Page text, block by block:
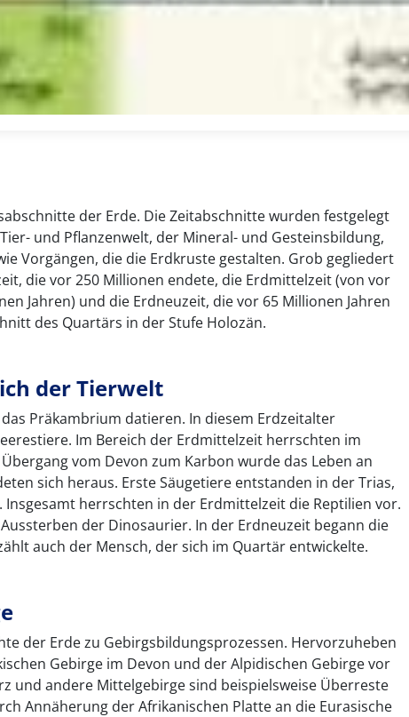
der Erde. Die Zeitabschnitte wurden festgelegt
und Pflanzenwelt, der Mineral- und Gesteinsbildung,
Vorgängen, die die Erdkruste gestalten. Grob gegliedert
die vor 250 Millionen endete, die Erdmittelzeit (von vor
Jahren) und die Erdneuzeit, die vor 65 Millionen Jahren
des Quartärs in der Stufe Holozän.
der Tierwelt
Präkambrium datieren. In diesem Erdzeitalter
Im Bereich der Erdmittelzeit herrschten im
vom Devon zum Karbon wurde das Leben an
sich heraus. Erste Säugetiere entstanden in der Trias,
herrschten in der Erdmittelzeit die Reptilien vor.
der Dinosaurier. In der Erdneuzeit begann die
auch der Mensch, der sich im Quartär entwickelte.
der Erde zu Gebirgsbildungsprozessen. Hervorzuheben
Gebirge im Devon und der Alpidischen Gebirge vor
und andere Mittelgebirge sind beispielsweise Überreste
Annäherung der Afrikanischen Platte an die Eurasische